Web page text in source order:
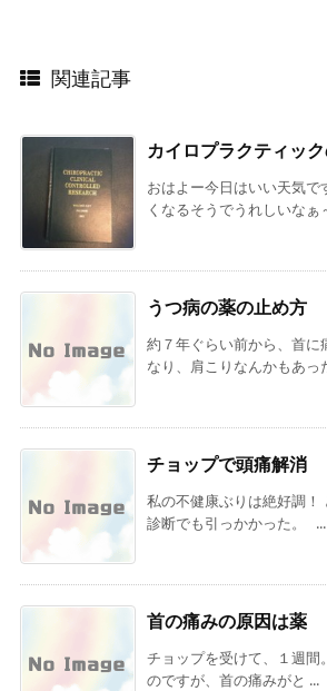
関連記事
カイロプラクティッ
おはよー今日はいい天気で
くなるそうでうれしいなぁ
うつ病の薬の止め方
約７年ぐらい前から、首に
なり、肩こりなんかもあっ
チョップで頭痛解消
私の不健康ぶりは絶好調！
診断でも引っかかった。 ...
首の痛みの原因は薬
チョップを受けて、１週
のですが、首の痛みがと ...